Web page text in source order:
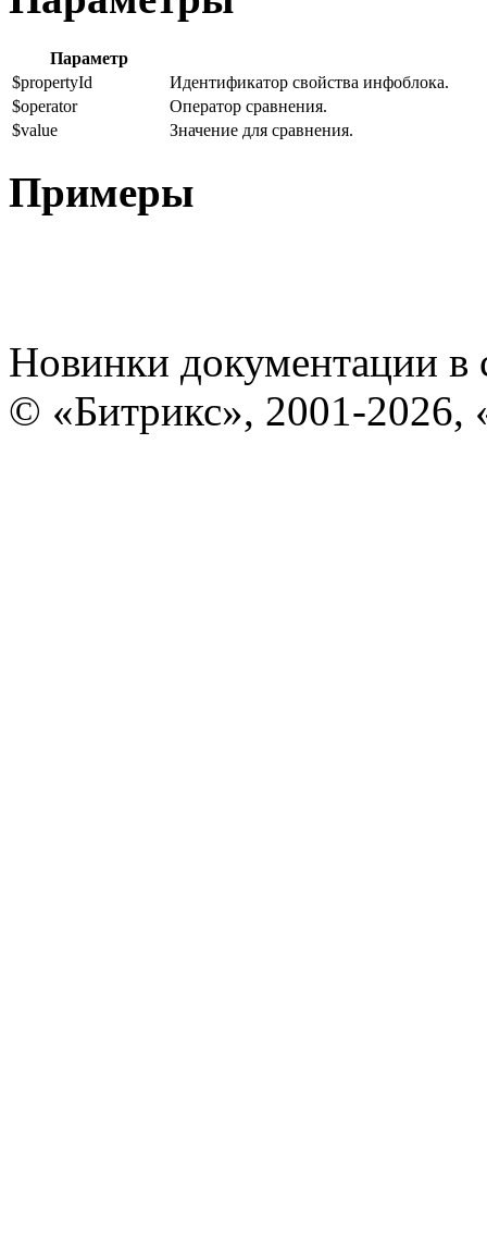
Параметр
$propertyId
Идентификатор свойства инфоблока.
$operator
Оператор сравнения.
$value
Значение для сравнения.
Примеры
Новинки документации в
© «Битрикс», 2001-2026,